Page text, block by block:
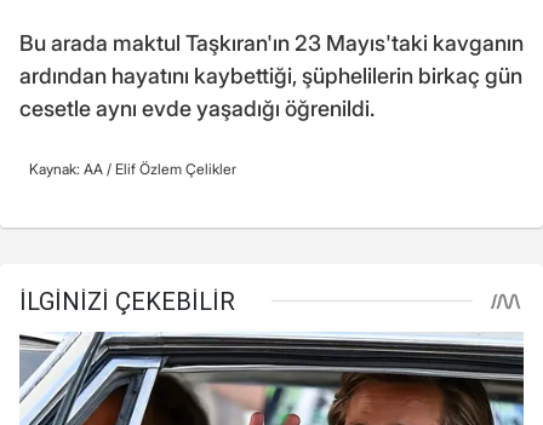
Bu arada maktul Taşkıran'ın 23 Mayıs'taki kavganın
ardından hayatını kaybettiği, şüphelilerin birkaç gün
cesetle aynı evde yaşadığı öğrenildi.
Kaynak: AA / Elif Özlem Çelikler